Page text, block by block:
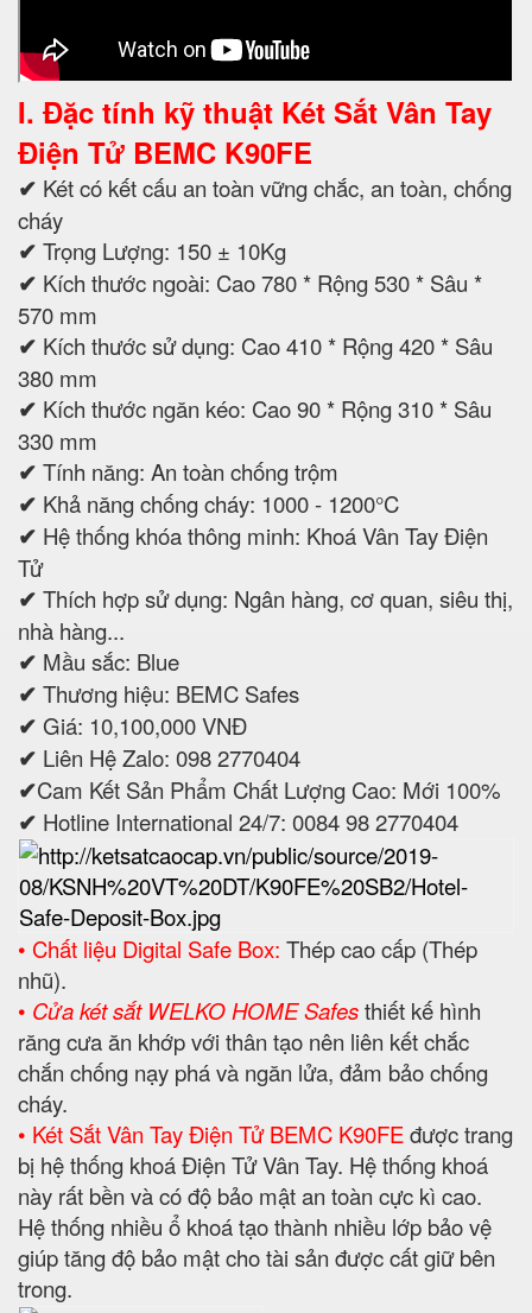
I. Đặc tính kỹ thuật Két Sắt Vân Tay
Điện Tử BEMC K90FE
✔ Két có kết cấu an toàn vững chắc, an toàn, chống
cháy
✔ Trọng Lượng: 150 ± 10Kg
✔ Kích thước ngoài: Cao 780 * Rộng 530 * Sâu *
570 mm
✔ Kích thước sử dụng: Cao 410 * Rộng 420 * Sâu
380 mm
✔ Kích thước ngăn kéo: Cao 90 * Rộng 310 * Sâu
330 mm
✔ Tính năng: An toàn chống trộm
✔ Khả năng chống cháy: 1000 - 1200°C
✔ Hệ thống khóa thông minh: Khoá Vân Tay Điện
Tử
✔ Thích hợp sử dụng: Ngân hàng, cơ quan, siêu thị,
nhà hàng...
✔ Mầu sắc: Blue
✔ Thương hiệu: BEMC Safes
✔ Giá: 10,100,000 VNĐ
✔ Liên Hệ Zalo: 098 2770404
✔Cam Kết Sản Phẩm Chất Lượng Cao: Mới 100%
✔ Hotline International 24/7: 0084 98 2770404
• Chất liệu Digital Safe Box: Thép cao cấp (Thép
nhũ).
• Cửa két sắt WELKO HOME Safesthiết kế hình
răng cưa ăn khớp với thân tạo nên liên kết chắc
chắn chống nạy phá và ngăn lửa, đảm bảo chống
cháy.
• Két Sắt Vân Tay Điện Tử BEMC K90FEđược trang
bị hệ thống khoá Điện Tử Vân Tay. Hệ thống khoá
này rất bền và có độ bảo mật an toàn cực kì cao.
Hệ thống nhiều ổ khoá tạo thành nhiều lớp bảo vệ
giúp tăng độ bảo mật cho tài sản được cất giữ bên
trong.